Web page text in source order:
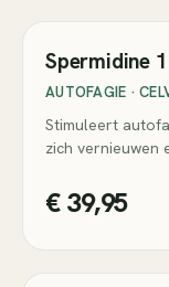
Spermidine
AUTOFAGIE ·
Stimuleert
zich vernieuwen
€ 39,95